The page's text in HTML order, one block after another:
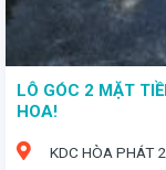
LÔ GÓC 2 MẶT
HOA!
KDC HÒA PHÁT